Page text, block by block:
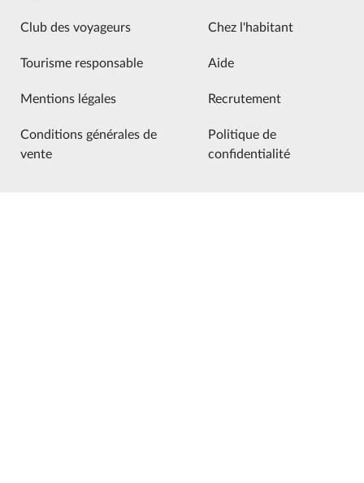
Club des voyageurs Chez l'habitant
Tourisme responsable Aide
Mentions légales Recrutement
Conditions générales de
vente
Politique de
confidentialité